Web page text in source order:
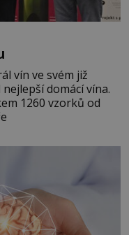
vín ve svém již
domácí vína.
1260 vzorků od